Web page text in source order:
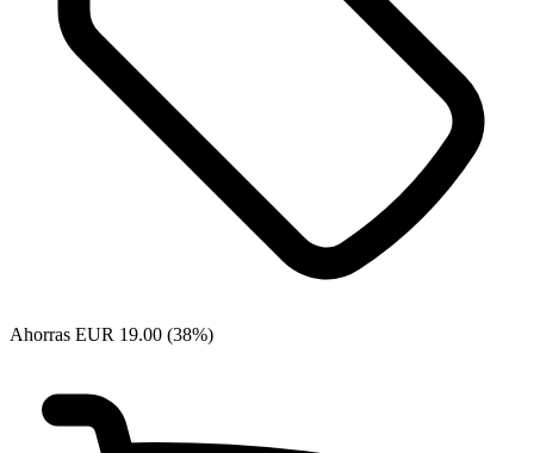
Ahorras EUR 19.00 (38%)